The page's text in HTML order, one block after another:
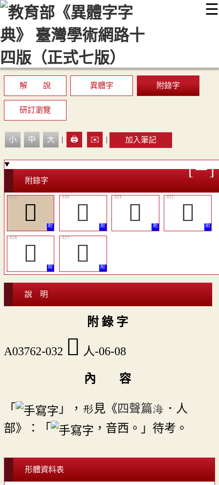
☰
::: 最新消息 常見問題 編輯說明
顯示模式
解 說 異體字 附錄字
研訂瀏覽
小 中 大 | 🖨️ ✉️ | 加入筆記
附錄字
󵛆 󵛄 󵛃
󵛅
󵛂
󵛁
說 明
附 錄 字
A03762-032 󵛆 人-06-08
內 容
「 」，形見《 四聲篇海 ．人
部》：「
，音西。」待考。
形體資料表